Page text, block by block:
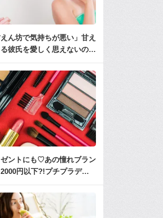
えん坊で気持ちが悪い」甘え
彼氏を愛しく思えないのは
ントにも♡あの憧れブラン
2000円以下?!プチプラデパ
選大特集♡